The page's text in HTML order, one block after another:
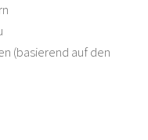
(basierend auf den